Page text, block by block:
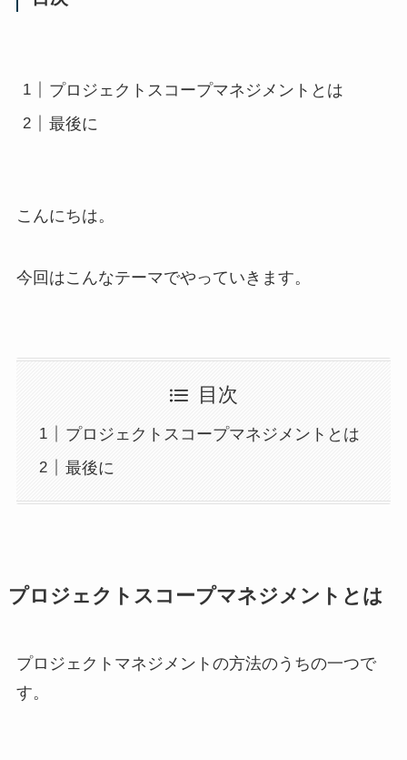
プロジェクトスコープマネジメントとは
最後に
こんにちは。
今回はこんなテーマでやっていきます。
目次
プロジェクトスコープマネジメントとは
最後に
プロジェクトスコープマネジメントとは
プロジェクトマネジメントの方法のうちの一つで
す。